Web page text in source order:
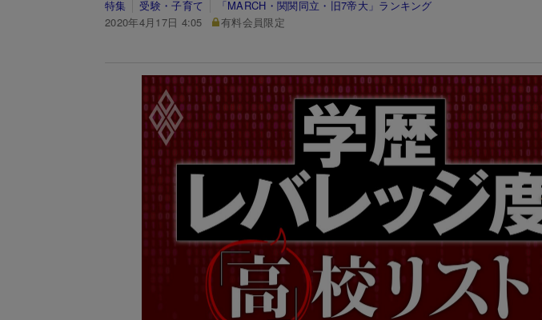
特集 受験・子育て
「MARCH・関関同立・旧7帝大」ランキング
2020年4月17日 4:05
有料会員限定